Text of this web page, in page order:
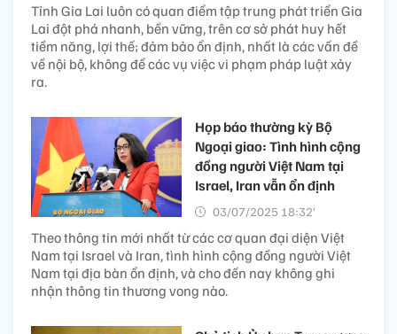
Tỉnh Gia Lai luôn có quan điểm tập trung phát triển Gia
Lai đột phá nhanh, bền vững, trên cơ sở phát huy hết
tiềm năng, lợi thế; đảm bảo ổn định, nhất là các vấn đề
về nội bộ, không để các vụ việc vi phạm pháp luật xảy
ra.
Họp báo thường kỳ Bộ
Ngoại giao: Tình hình cộng
đồng người Việt Nam tại
Israel, Iran vẫn ổn định
03/07/2025 18:32’
Theo thông tin mới nhất từ các cơ quan đại diện Việt
Nam tại Israel và Iran, tình hình cộng đồng người Việt
Nam tại địa bàn ổn định, và cho đến nay không ghi
nhận thông tin thương vong nào.